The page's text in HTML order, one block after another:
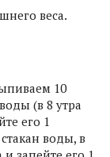
веса.
10
(в 8 утра
его 1
воды, в